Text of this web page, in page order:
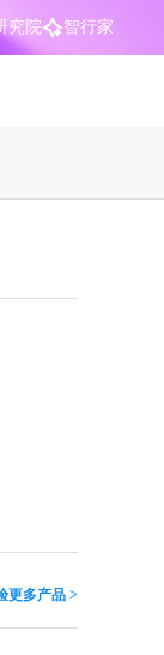
究院 智行家
更多产品 >